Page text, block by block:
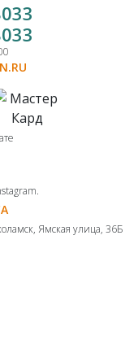
Ямская улица, 36Б